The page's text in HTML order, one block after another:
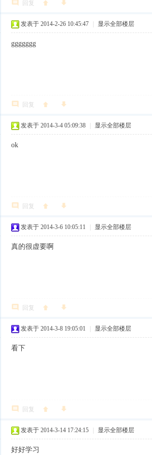
回复
发表于 2014-2-26 10:45:47 显示全部楼层
ggggggg
回复
发表于 2014-3-4 05:09:38 显示全部楼层
ok
回复
发表于 2014-3-6 10:05:11 显示全部楼层
真的很虚要啊
回复
发表于 2014-3-8 19:05:01 显示全部楼层
看下
回复
发表于 2014-3-14 17:24:15 显示全部楼层
好好学习